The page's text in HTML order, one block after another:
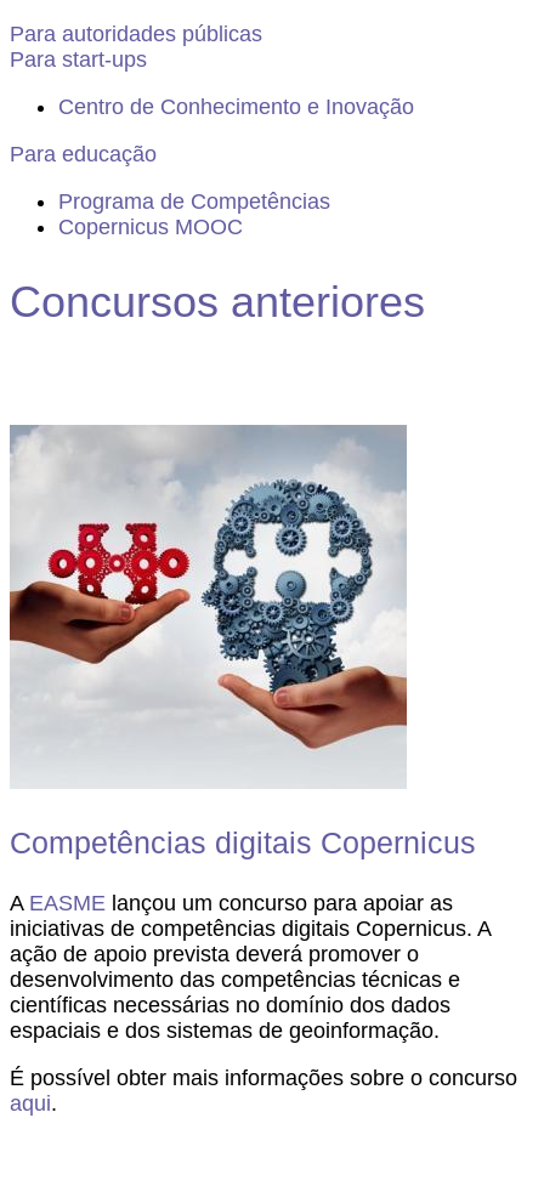
Para autoridades públicas
Para start-ups
Centro de Conhecimento e Inovação
Para educação
Programa de Competências
Copernicus MOOC
Concursos anteriores
Competências digitais Copernicus
A EASME lançou um concurso para apoiar as
iniciativas de competências digitais Copernicus. A
ação de apoio prevista deverá promover o
desenvolvimento das competências técnicas e
científicas necessárias no domínio dos dados
espaciais e dos sistemas de geoinformação.
É possível obter mais informações sobre o concurso
aqui.